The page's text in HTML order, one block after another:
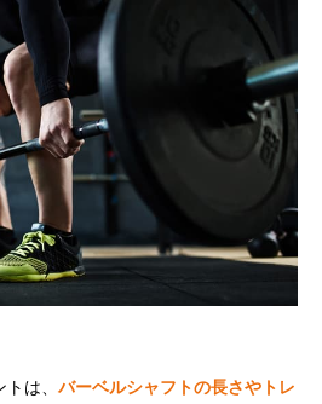
は、 バーベルシャフトの長さやトレ